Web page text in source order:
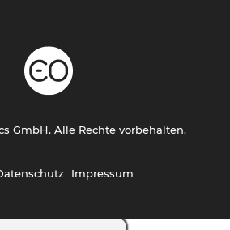
Impressum
GmbH. Alle Rechte vorbehalten.